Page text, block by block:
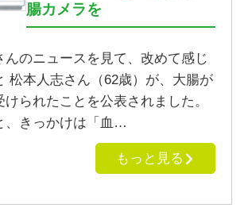
腸カメラを
のニュースを見て、改めて感じ
松本人志さん（62歳）が、大腸が
けられたことを公表されました。
、きっかけは「血…
もっと見る